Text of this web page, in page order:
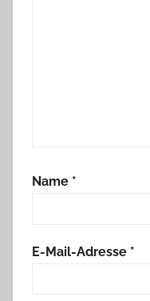
Name *
E-Mail-Adresse *